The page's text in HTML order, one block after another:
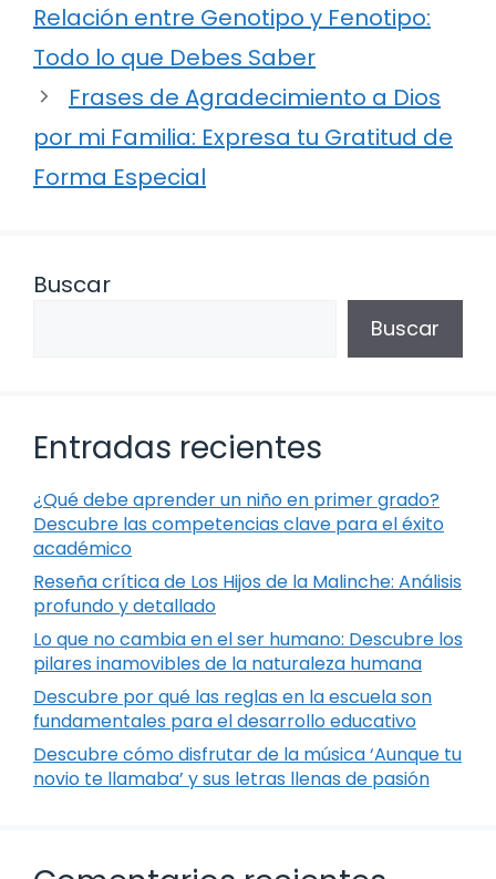
Relación entre Genotipo y Fenotipo:
Todo lo que Debes Saber
Frases de Agradecimiento a Dios
por mi Familia: Expresa tu Gratitud de
Forma Especial
Buscar
Buscar
Entradas recientes
¿Qué debe aprender un niño en primer grado?
Descubre las competencias clave para el éxito
académico
Reseña crítica de Los Hijos de la Malinche: Análisis
profundo y detallado
Lo que no cambia en el ser humano: Descubre los
pilares inamovibles de la naturaleza humana
Descubre por qué las reglas en la escuela son
fundamentales para el desarrollo educativo
Descubre cómo disfrutar de la música ‘Aunque tu
novio te llamaba’ y sus letras llenas de pasión